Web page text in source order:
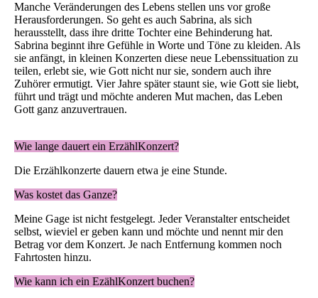
Manche Veränderungen des Lebens stellen uns vor große
Herausforderungen. So geht es auch Sabrina, als sich
herausstellt, dass ihre dritte Tochter eine Behinderung hat.
Sabrina beginnt ihre Gefühle in Worte und Töne zu kleiden. Als
sie anfängt, in kleinen Konzerten diese neue Lebenssituation zu
teilen, erlebt sie, wie Gott nicht nur sie, sondern auch ihre
Zuhörer ermutigt. Vier Jahre später staunt sie, wie Gott sie liebt,
führt und trägt und möchte anderen Mut machen, das Leben
Gott ganz anzuvertrauen.
Wie lange dauert ein ErzählKonzert?
Die Erzählkonzerte dauern etwa je eine Stunde.
Was kostet das Ganze?
Meine Gage ist nicht festgelegt. Jeder Veranstalter entscheidet
selbst, wieviel er geben kann und möchte und nennt mir den
Betrag vor dem Konzert. Je nach Entfernung kommen noch
Fahrtosten hinzu.
Wie kann ich ein EzählKonzert buchen?